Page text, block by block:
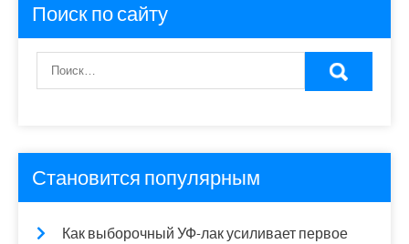
Поиск по сайту
Становится популярным
Как выборочный УФ-лак усиливает первое